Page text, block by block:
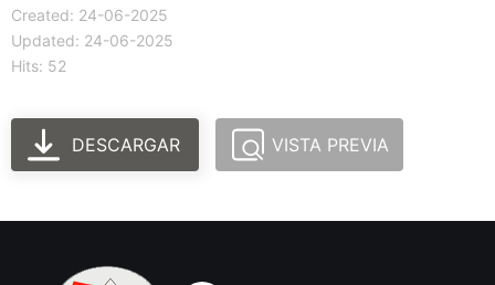
Created: 24-06-2025
Updated: 24-06-2025
Hits: 52
DESCARGAR VISTA PREVIA